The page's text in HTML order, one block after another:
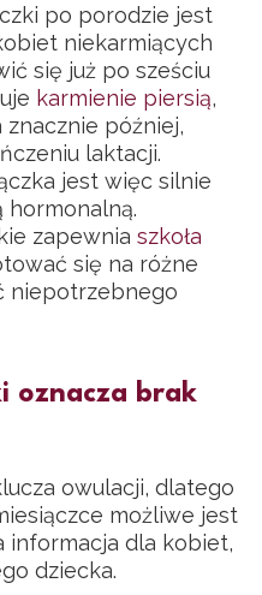
po porodzie jest
niekarmiących
się już po sześciu
karmienie piersią,
później,
laktacji.
jest więc silnie
hormonalną.
zapewnia szkoła
się na różne
niepotrzebnego
oznacza brak
owulacji, dlatego
możliwe jest
informacja dla kobiet,
dziecka.